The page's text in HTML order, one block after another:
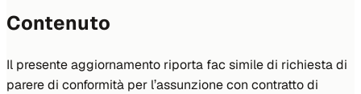
Contenuto
Il presente aggiornamento riporta fac simile di richiesta di
parere di conformità per l’assunzione con contratto di